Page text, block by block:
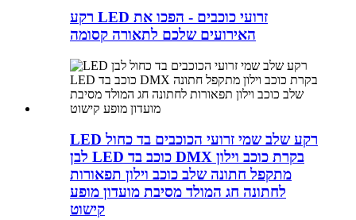
רקע LED זרועי כוכבים - הפכו את
האירועים שלכם לתאורה קסומה
LED רקע שלב שמי זרועי הכוכבים בד כחול
לבן LED כוכב בד DMX בקרת כוכב וילון
מתקפל חתונה שלב כוכב וילון תפאורות
לחתונה חג המולד מסיבת מועדון מופע
קישוט